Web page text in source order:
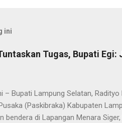
ini
Tugas, Bupati
– Bupati Lampung Selatan,
(Paskibraka) Kabupaten
bendera di Lapangan Menara